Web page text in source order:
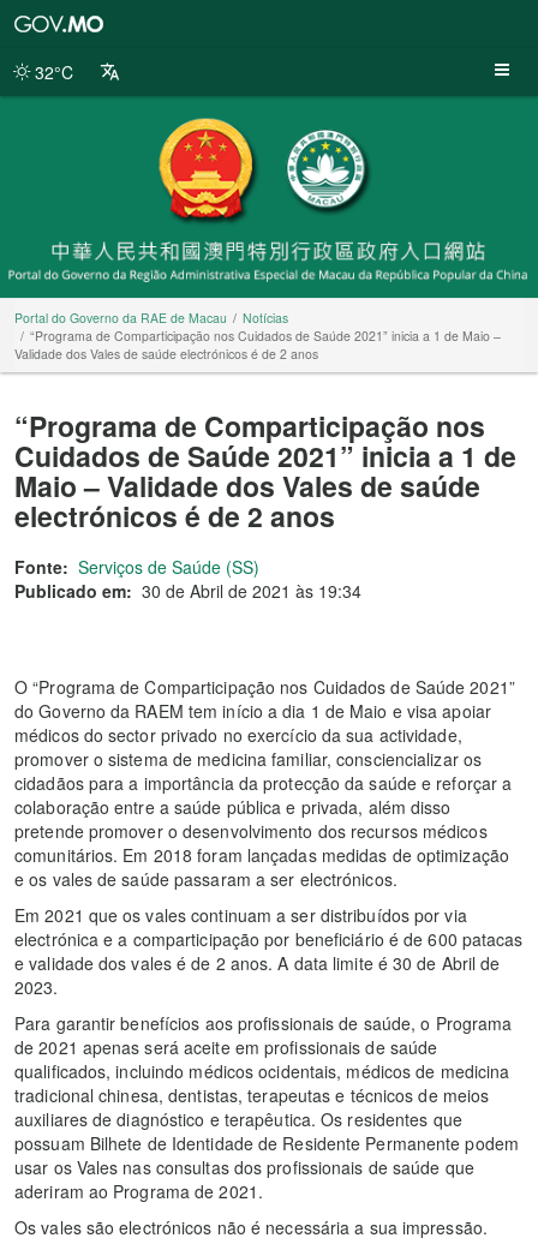
da
32°C
Portal do Governo da RAE de Macau
Notícias
“Programa de Comparticipação nos Cuidados de Saúde 2021” inicia a 1 de Maio –
Validade dos Vales de saúde electrónicos é de 2 anos
“Programa de Comparticipação nos
Cuidados de Saúde 2021” inicia a 1 de
Maio – Validade dos Vales de saúde
electrónicos é de 2 anos
Fonte: Serviços de Saúde (SS)
Publicado em: 30 de Abril de 2021 às 19:34
O “Programa de Comparticipação nos Cuidados de Saúde 2021”
do Governo da RAEM tem início a dia 1 de Maio e visa apoiar
médicos do sector privado no exercício da sua actividade,
promover o sistema de medicina familiar, consciencializar os
cidadãos para a importância da protecção da saúde e reforçar a
colaboração entre a saúde pública e privada, além disso
pretende promover o desenvolvimento dos recursos médicos
comunitários. Em 2018 foram lançadas medidas de optimização
e os vales de saúde passaram a ser electrónicos.
Em 2021 que os vales continuam a ser distribuídos por via
electrónica e a comparticipação por beneficiário é de 600 patacas
e validade dos vales é de 2 anos. A data limite é 30 de Abril de
2023.
Para garantir benefícios aos profissionais de saúde, o Programa
de 2021 apenas será aceite em profissionais de saúde
qualificados, incluindo médicos ocidentais, médicos de medicina
tradicional chinesa, dentistas, terapeutas e técnicos de meios
auxiliares de diagnóstico e terapêutica. Os residentes que
possuam Bilhete de Identidade de Residente Permanente podem
usar os Vales nas consultas dos profissionais de saúde que
aderiram ao Programa de 2021.
Os vales são electrónicos não é necessária a sua impressão.